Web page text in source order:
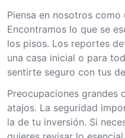
Piensa en nosotros como
Encontramos lo que se
los pisos. Los reportes
una casa inicial o para
sentirte seguro con tus
Preocupaciones grandes
atajos. La seguridad
la de tu inversión. Si